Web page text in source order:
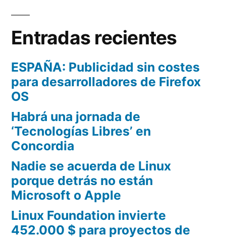
Entradas recientes
ESPAÑA: Publicidad sin costes
para desarrolladores de Firefox
OS
Habrá una jornada de
‘Tecnologías Libres’ en
Concordia
Nadie se acuerda de Linux
porque detrás no están
Microsoft o Apple
Linux Foundation invierte
452.000 $ para proyectos de